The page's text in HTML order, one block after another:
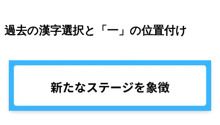
過去の漢字選択と「一」の位置付け